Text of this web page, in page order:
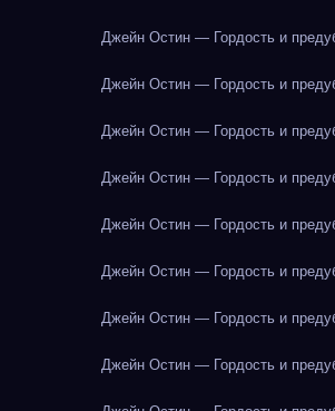
Джейн Остин — Гордость и
Джейн Остин — Гордость и
Джейн Остин — Гордость и
Джейн Остин — Гордость и
Джейн Остин — Гордость и
Джейн Остин — Гордость и
Джейн Остин — Гордость и
Джейн Остин — Гордость и